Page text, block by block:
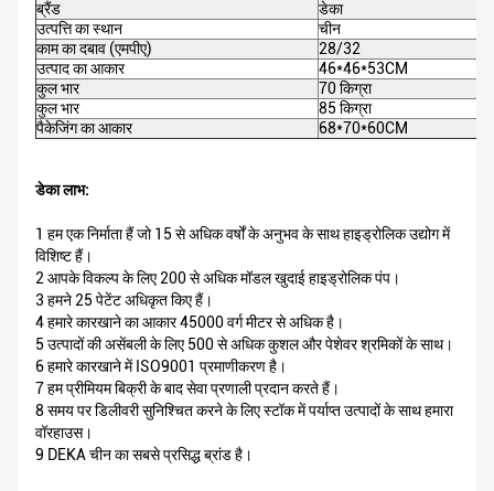
ब्रैंड
डेका
उत्पत्ति का स्थान
चीन
काम का दबाव (एमपीए)
28/32
उत्पाद का आकार
46*46*53CM
कुल भार
70 किग्रा
कुल भार
85 किग्रा
पैकेजिंग का आकार
68*70*60CM
डेका लाभ:
1 हम एक निर्माता हैं जो 15 से अधिक वर्षों के अनुभव के साथ हाइड्रोलिक उद्योग में
विशिष्ट हैं।
2 आपके विकल्प के लिए 200 से अधिक मॉडल खुदाई हाइड्रोलिक पंप।
3 हमने 25 पेटेंट अधिकृत किए हैं।
4 हमारे कारखाने का आकार 45000 वर्ग मीटर से अधिक है।
5 उत्पादों की असेंबली के लिए 500 से अधिक कुशल और पेशेवर श्रमिकों के साथ।
6 हमारे कारखाने में ISO9001 प्रमाणीकरण है।
7 हम प्रीमियम बिक्री के बाद सेवा प्रणाली प्रदान करते हैं।
8 समय पर डिलीवरी सुनिश्चित करने के लिए स्टॉक में पर्याप्त उत्पादों के साथ हमारा
वॉरहाउस।
9 DEKA चीन का सबसे प्रसिद्ध ब्रांड है।